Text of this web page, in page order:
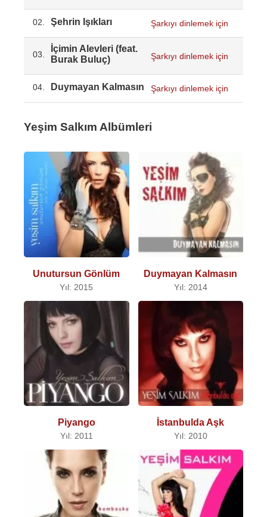
02. Şehrin Işıkları Şarkıyı dinlemek için
03.
İçimin Alevleri (feat.
Burak Buluç)
Şarkıyı dinlemek için
04. Duymayan Kalmasın Şarkıyı dinlemek için
Yeşim Salkım Albümleri
Unutursun Gönlüm
Yıl: 2015
Duymayan Kalmasın
Yıl: 2014
Piyango
Yıl: 2011
İstanbulda Aşk
Yıl: 2010